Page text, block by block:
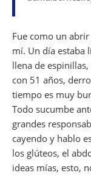
e
o
o
k
s
p
p
Fue como un
mí. Un día estaba
llena de
con 51 años,
tiempo es muy
Todo sucumbe
grandes
cayendo y hablo
los glúteos, el
ideas mías, esto,